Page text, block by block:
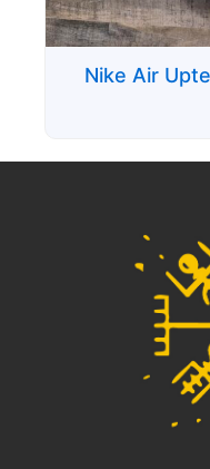
Nike Air